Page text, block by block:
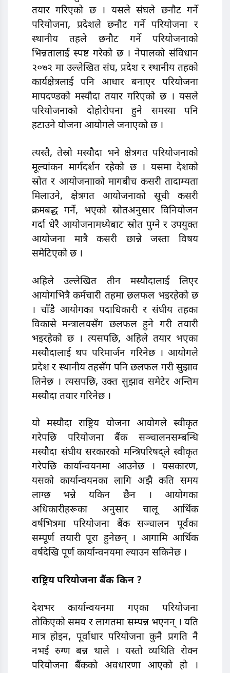
तयार गरिएको छ । यसले संघले छनौट गर्ने
परियोजना, प्रदेशले छनौट गर्ने परियोजना र
स्थानीय तहले छनौट गर्ने परियोजनाको
भिन्नतालाई स्पष्ट गरेकाे छ । नेपालको संविधान
२०७२ मा उल्लेखित संघ, प्रदेश र स्थानीय तहको
कार्यक्षेत्रलाई पनि आधार बनाएर परियोजना
मापदण्डको मस्यौदा तयार गरिएको छ । यसले
परियोजनाको दोहोरोपना हुने समस्या पनि
हटाउने योजना आयोगले जनाएको छ ।
त्यस्तै, तेस्रो मस्यौदा भने क्षेत्रगत परियोजनाको
मूल्यांकन मार्गदर्शन रहेको छ । यसमा देशको
स्रोत र आयोजनााको मागबीच कसरी तादाम्यता
मिलाउने, क्षेत्रगत आयोजनाको सूची कसरी
क्रमबद्ध गर्ने, भएको स्रोतअनुसार विनियोजन
गर्दा धेरै आयोजनामध्येबाट स्रोत पुग्ने र उपयुक्त
आयोजना मात्रै कसरी छान्ने जस्ता विषय
समेटिएको छ ।
अहिले उल्लेखित तीन मस्यौदालाई लिएर
आयोगभित्रै कर्मचारी तहमा छलफल भइरहेको छ
। चाँडै आयोगका पदाधिकारी र संघीय तहका
विकासे मन्त्रालयसँग छलफल हुने गरी तयारी
भइरहेको छ । त्यसपछि, अहिले तयार भएका
मस्यौदालाई थप परिमार्जन गरिनेछ । आयोगले
प्रदेश र स्थानीय तहसँग पनि छलफल गरी सुझाव
लिनेछ । त्यसपछि, उक्त सुझाव समेटेर अन्तिम
मस्यौदा तयार गरिनेछ ।
याे मस्यौदा राष्ट्रिय योजना आयोगले स्वीकृत
गरेपछि परियोजना बैंक सञ्चालनसम्बन्धि
मस्यौदा संघीय सरकारको मन्त्रिपरिषद्ले स्वीकृत
गरेपछि कार्यान्वयनमा आउनेछ । यसकारण,
यसकाे कार्यान्वयनका लागि अझै कति समय
लाग्छ भन्ने यकिन छैन । आयोगका
अधिकारीहरूका अनुसार चालू आर्थिक
वर्षभित्रमा परियोजना बैंक सञ्चालन पूर्वका
सम्पूर्ण तयारी पूरा हुनेछन् । आगामि आर्थिक
वर्षदेखि पूर्ण कार्यान्वनयमा ल्याउन सकिनेछ ।
राष्ट्रियपरियोजना बैंक किन ?
देशभर कार्यान्वयनमा गएका परियोजना
तोकिएको समय र लागतमा सम्पन्न भएनन् । यति
मात्र होइन, पूर्वाधार परियोजना कुनै प्रगति नै
नभई रुग्ण बन्न थाले । यस्तो व्यथिति रोक्न
परियोजना बैंकको अवधारणा आएको हो ।